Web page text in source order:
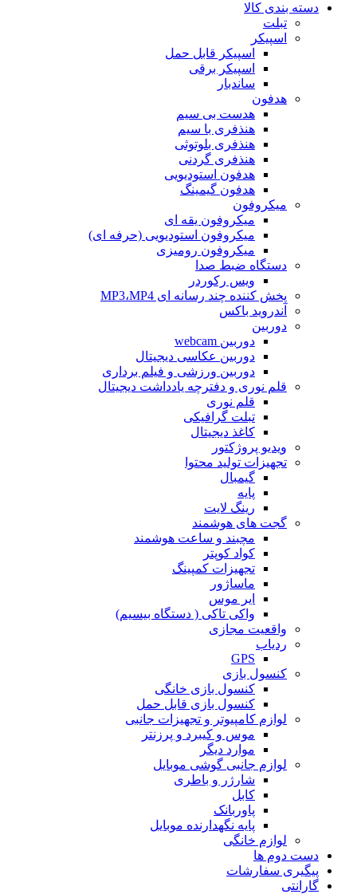
دسته بندی کالا
تبلت
اسپیکر
اسپیکر قابل حمل
اسپیکر برقی
ساندبار
هدفون
هدست بی سیم
هنذفری با سیم
هنذفری بلوتوثی
هنذفری گردنی
هدفون استودیویی
هدفون گیمینگ
میکروفون
میکروفون یقه ای
میکروفون استودیویی (حرفه ای)
میکروفون رومیزی
دستگاه ضبط صدا
ویس رکوردر
پخش کننده چند رسانه ای MP3،MP4
آندروید باکس
دوربین
دوربین webcam
دوربین عکاسی دیجیتال
دوربین‌ ورزشی و فیلم برداری
قلم نوری و دفترچه یادداشت دیجیتال
قلم نوری
تبلت گرافیکی
کاغذ دیجیتال
ویدیو پروژکتور
تجهیزات تولید محتوا
گیمبال
پایه
رینگ لایت
گجت های هوشمند
مچبند و ساعت هوشمند
کواد کوپتر
تجهیزات کمپینگ
ماساژور
ایر موس
واکی تاکی ( دستگاه بیسیم)
واقعیت مجازی
ردیاب
GPS
کنسول بازی
کنسول بازی خانگی
کنسول بازی قابل حمل
لوازم کامپیوتر و تجهیزات جانبی
موس و کیبرد و پرزنتر
موارد دیگر
لوازم جانبی گوشی موبایل
شارژر و باطری
کابل
پاوربانک
پایه نگهدارنده موبایل
لوازم خانگی
دست دوم ها
پیگیری سفارشات
گارانتی